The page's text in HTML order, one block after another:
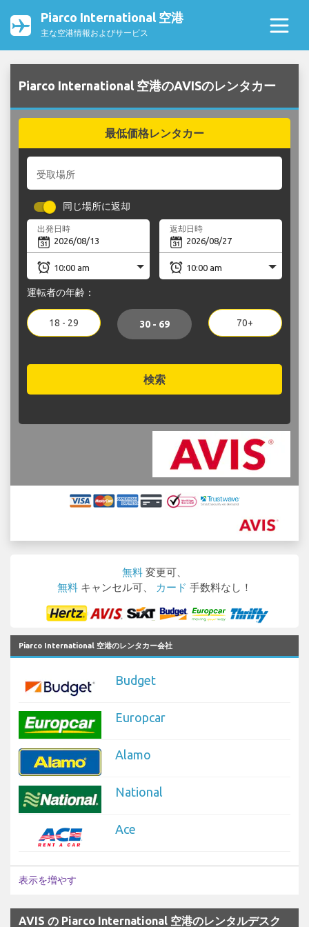
Piarco International 空港
主な空港情報およびサービス
Piarco International 空港のAVISのレンタカー
最低価格レンタカー
受取場所
同じ場所に返却
出発日時 返却日時
運転者の年齢：
18 - 29 30 - 69 70+
検索
無料 変更可、
無料 キャンセル可、 カード 手数料なし！
Piarco International 空港のレンタカー会社
Budget
Europcar
Alamo
National
Ace
表示を増やす
AVIS の Piarco International 空港のレンタルデスク